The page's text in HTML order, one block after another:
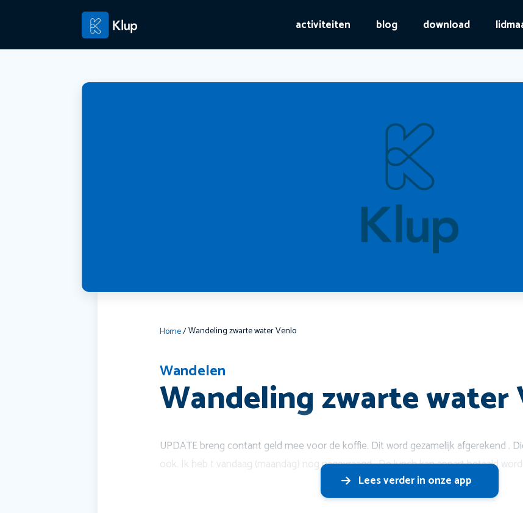
activiteiten blog download
Home/Wandeling zwarte water Venlo
Wandelen
Wandeling zwarte water
UPDATE breng contant geld mee voor de koffie. Dit word gezamelijk afgerekend .
ook. Ik heb t vandaag (maandag) nog nagevraagd . De lunch kan appart betaald
Lees verder in onze app